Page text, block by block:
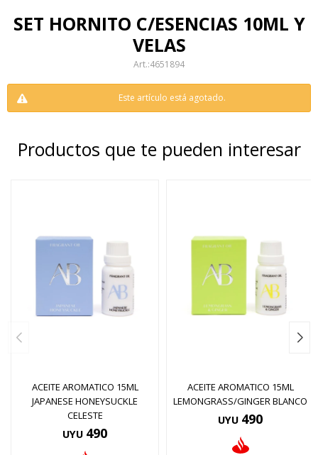
SET HORNITO C/ESENCIAS 10ML Y
VELAS
4651894
Este artículo está agotado.
Productos que te pueden interesar
ACEITE AROMATICO 15ML
JAPANESE HONEYSUCKLE
CELESTE
UYU 490
ACEITE AROMATICO 15ML
LEMONGRASS/GINGER BLANCO
UYU 490